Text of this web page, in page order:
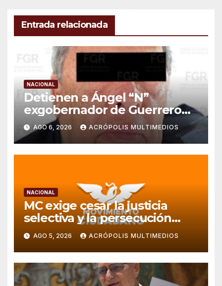
Entrada relacionada
NACIONAL
Detienen a Ángel “N”
exgobernador de Guerrero
por caso Ayotzinapa
AGO 6, 2026 ACRÓPOLIS MULTIMEDIOS
NACIONAL
MC exige cesar la justicia
selectiva y la persecución
política en Veracruz
AGO 5, 2026 ACRÓPOLIS MULTIMEDIOS